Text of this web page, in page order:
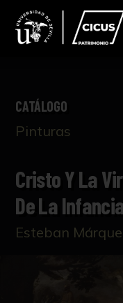
CATÁLOGO
Pinturas
Cristo Y La
De La
Esteban